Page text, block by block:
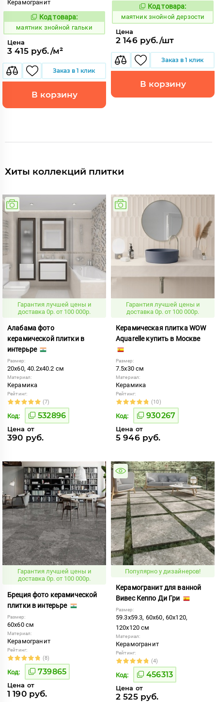
Керамогранит
925890
Код товара:
маятник знойной гальки
Цена
3 415 руб./м²
Заказ в 1 клик
В корзину
925895
Код товара:
маятник знойной дерзости
Цена
2 146 руб./шт
Заказ в 1 клик
В корзину
Хиты коллекций плитки
Гарантия лучшей цены и
доставка 0р. от 100 000р.
Алабама фото
керамической плитки в
интерьре
Размер:
20x60, 40.2x40.2 см
Материал:
Керамика
Рейтинг:
(7)
Код: 532896
Цена от
390 руб.
Гарантия лучшей цены и
доставка 0р. от 100 000р.
Керамическая плитка WOW
Aquarelle купить в Москве
Размер:
7.5x30 см
Материал:
Керамика
Рейтинг:
(10)
Код: 930267
Цена от
5 946 руб.
Гарантия лучшей цены и
доставка 0р. от 100 000р.
Бреция фото керамической
плитки в интерьре
Размер:
60x60 см
Материал:
Керамогранит
Рейтинг:
(8)
Код: 739865
Цена от
1 190 руб.
Популярно у дизайнеров!
Керамогранит для ванной
Вивес Кеппо Ди Гри
Размер:
59.3x59.3, 60x60, 60x120,
120x120 см
Материал:
Керамогранит
Рейтинг:
(4)
Код: 456313
Цена от
2 525 руб.